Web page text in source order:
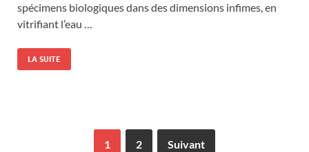
spécimens biologiques dans des dimensions infimes, en
vitrifiant l’eau …
LA SUITE
1 2 Suivant